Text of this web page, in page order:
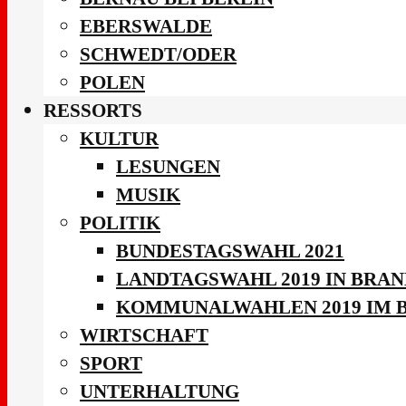
EBERSWALDE
SCHWEDT/ODER
POLEN
RESSORTS
KULTUR
LESUNGEN
MUSIK
POLITIK
BUNDESTAGSWAHL 2021
LANDTAGSWAHL 2019 IN
KOMMUNALWAHLEN 2019 IM
WIRTSCHAFT
SPORT
UNTERHALTUNG